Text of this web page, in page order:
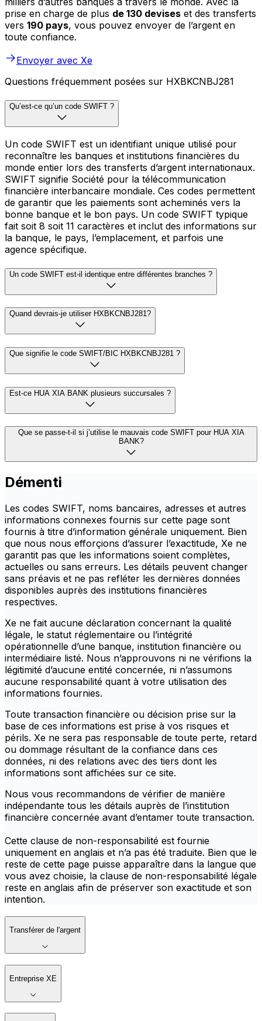
prise en charge de plus de 130 devises et des transferts
vers 190 pays, vous pouvez envoyer de l’argent en
toute confiance.
Envoyer avec Xe
Questions fréquemment posées sur HXBKCNBJ281
Qu’est-ce qu’un code SWIFT ?
Un code SWIFT est un identifiant unique utilisé pour
reconnaître les banques et institutions financières du
monde entier lors des transferts d’argent internationaux.
SWIFT signifie Société pour la télécommunication
financière interbancaire mondiale. Ces codes permettent
de garantir que les paiements sont acheminés vers la
bonne banque et le bon pays. Un code SWIFT typique
fait soit 8 soit 11 caractères et inclut des informations sur
la banque, le pays, l’emplacement, et parfois une
agence spécifique.
Un code SWIFT est-il identique entre différentes branches ?
Quand devrais-je utiliser HXBKCNBJ281?
Que signifie le code SWIFT/BIC HXBKCNBJ281 ?
Est-ce HUA XIA BANK plusieurs succursales ?
Que se passe-t-il si j’utilise le mauvais code SWIFT pour HUA XIA
BANK?
Démenti
Les codes SWIFT, noms bancaires, adresses et autres
informations connexes fournis sur cette page sont
fournis à titre d’information générale uniquement. Bien
que nous nous efforçions d’assurer l’exactitude, Xe ne
garantit pas que les informations soient complètes,
actuelles ou sans erreurs. Les détails peuvent changer
sans préavis et ne pas refléter les dernières données
disponibles auprès des institutions financières
respectives.
Xe ne fait aucune déclaration concernant la qualité
légale, le statut réglementaire ou l’intégrité
opérationnelle d’une banque, institution financière ou
intermédiaire listé. Nous n’approuvons ni ne vérifions la
légitimité d’aucune entité concernée, ni n’assumons
aucune responsabilité quant à votre utilisation des
informations fournies.
Toute transaction financière ou décision prise sur la
base de ces informations est prise à vos risques et
périls. Xe ne sera pas responsable de toute perte, retard
ou dommage résultant de la confiance dans ces
données, ni des relations avec des tiers dont les
informations sont affichées sur ce site.
Nous vous recommandons de vérifier de manière
indépendante tous les détails auprès de l’institution
financière concernée avant d’entamer toute transaction.
Cette clause de non-responsabilité est fournie
uniquement en anglais et n’a pas été traduite. Bien que le
reste de cette page puisse apparaître dans la langue que
vous avez choisie, la clause de non-responsabilité légale
reste en anglais afin de préserver son exactitude et son
intention.
Transférer de l'argent
Entreprise XE